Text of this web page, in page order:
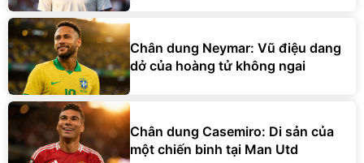
Chân dung Neymar: Vũ điệu dang
dở của hoàng tử không ngai
Chân dung Casemiro: Di sản của
một chiến binh tại Man Utd